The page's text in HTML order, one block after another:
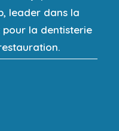
leader dans la
la dentisterie